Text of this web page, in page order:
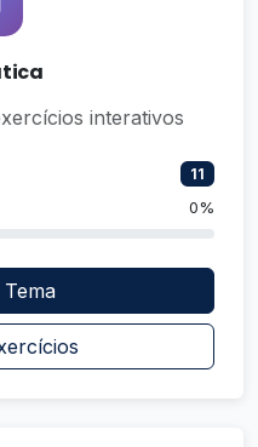
interativos
11
0%